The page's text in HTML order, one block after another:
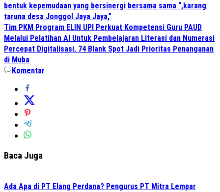
bentuk kepemudaan yang bersinergi bersama sama “,karang
taruna desa Jonggol Jaya Jaya,”
Tim PKM Program ELIN UPI Perkuat Kompetensi Guru PAUD
Melalui Pelatihan AI Untuk Pembelajaran Literasi dan Numerasi
Percepat Digitalisasi, 74 Blank Spot Jadi Prioritas Penanganan
di Muba
Komentar
Baca Juga
Ada Apa di PT Elang Perdana? Pengurus PT Mitra Lempar